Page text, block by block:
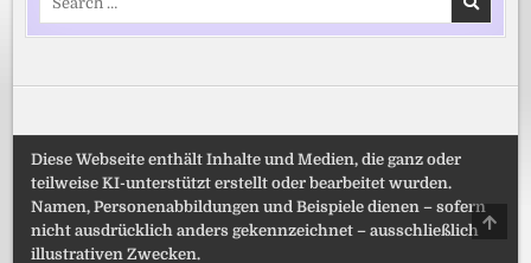
Diese Webseite enthält Inhalte und Medien, die ganz oder
teilweise KI-unterstützt erstellt oder bearbeitet wurden.
Namen, Personenabbildungen und Beispiele dienen – sofern
nicht ausdrücklich anders gekennzeichnet – ausschließlich
illustrativen Zwecken.